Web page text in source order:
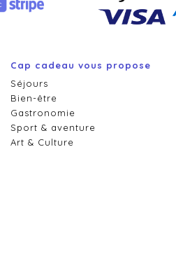
Cap cadeau vous propose
Séjours
Bien-être
Gastronomie
Sport & aventure
Art & Culture